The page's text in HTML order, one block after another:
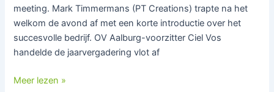
meeting. Mark Timmermans (PT Creations) trapte na het
welkom de avond af met een korte introductie over het
succesvolle bedrijf. OV Aalburg-voorzitter Ciel Vos
handelde de jaarvergadering vlot af
Meer lezen »